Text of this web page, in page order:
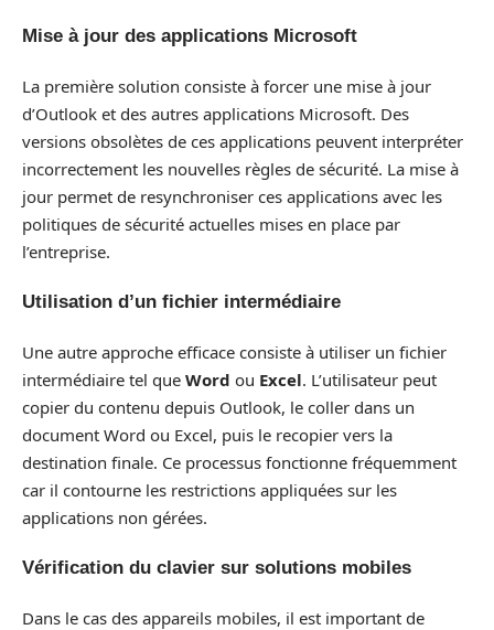
Mise à jour des applications Microsoft
La première solution consiste à forcer une mise à jour
d’Outlook et des autres applications Microsoft. Des
versions obsolètes de ces applications peuvent interpréter
incorrectement les nouvelles règles de sécurité. La mise à
jour permet de resynchroniser ces applications avec les
politiques de sécurité actuelles mises en place par
l’entreprise.
Utilisation d’un fichier intermédiaire
Une autre approche efficace consiste à utiliser un fichier
intermédiaire tel que Word ou Excel. L’utilisateur peut
copier du contenu depuis Outlook, le coller dans un
document Word ou Excel, puis le recopier vers la
destination finale. Ce processus fonctionne fréquemment
car il contourne les restrictions appliquées sur les
applications non gérées.
Vérification du clavier sur solutions mobiles
Dans le cas des appareils mobiles, il est important de